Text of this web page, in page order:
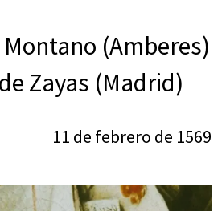
(Amberes)
Zayas (Madrid)
11 de febrero de 1569